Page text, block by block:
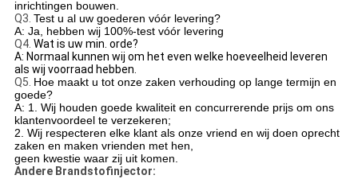
inrichtingen bouwen.
Q3. Test u al uw goederen vóór levering?
A: Ja, hebben wij 100%-test vóór levering
Q4. Wat is uw min. orde?
A: Normaal kunnen wij om het even welke hoeveelheid leveren
als wij voorraad hebben.
Q5. Hoe maakt u tot onze zaken verhouding op lange termijn en
goede?
A: 1. Wij houden goede kwaliteit en concurrerende prijs om ons
klantenvoordeel te verzekeren;
2. Wij respecteren elke klant als onze vriend en wij doen oprecht
zaken en maken vrienden met hen,
geen kwestie waar zij uit komen.
Andere Brandstofinjector: